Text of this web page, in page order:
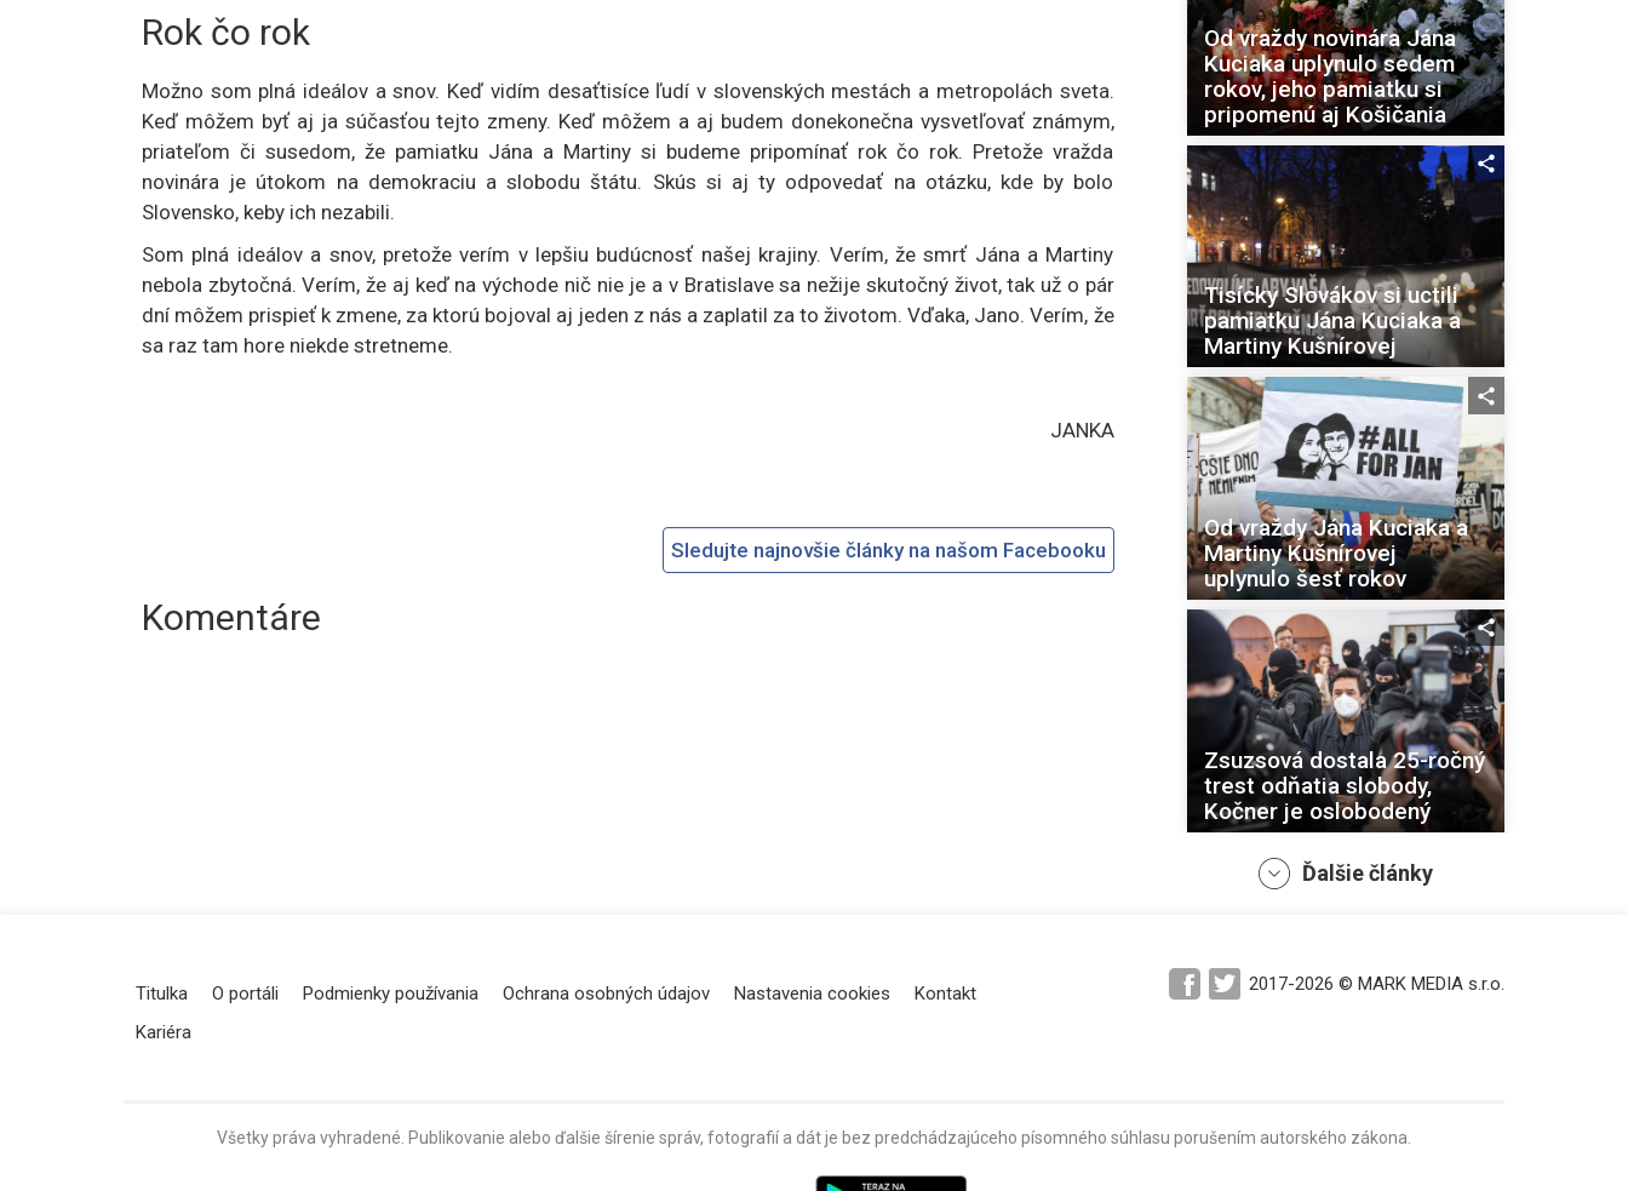
Rok čo rok
Možno som plná ideálov a snov. Keď vidím desaťtisíce ľudí v slovenských mestách a metropolách sveta.
Keď môžem byť aj ja súčasťou tejto zmeny. Keď môžem a aj budem donekonečna vysvetľovať známym,
priateľom či susedom, že pamiatku Jána a Martiny si budeme pripomínať rok čo rok. Pretože vražda
novinára je útokom na demokraciu a slobodu štátu. Skús si aj ty odpovedať na otázku, kde by bolo
Slovensko, keby ich nezabili.
Som plná ideálov a snov, pretože verím v lepšiu budúcnosť našej krajiny. Verím, že smrť Jána a Martiny
nebola zbytočná. Verím, že aj keď na východe nič nie je a v Bratislave sa nežije skutočný život, tak už o pár
dní môžem prispieť k zmene, za ktorú bojoval aj jeden z nás a zaplatil za to životom. Vďaka, Jano. Verím, že
sa raz tam hore niekde stretneme.
JANKA
Sledujte najnovšie články na našom Facebooku
Komentáre
Od vraždy novinára Jána
Kuciaka uplynulo sedem
rokov, jeho pamiatku si
pripomenú aj Košičania
Tisícky Slovákov si uctili
pamiatku Jána Kuciaka a
Martiny Kušnírovej
Od vraždy Jána Kuciaka a
Martiny Kušnírovej
uplynulo šesť rokov
Zsuzsová dostala 25-ročný
trest odňatia slobody,
Kočner je oslobodený
V kauzách Kuciak a
prípravy vrážd
Ďalšie články
Titulka O portáli Podmienky používania Ochrana osobných údajov Nastavenia cookies
Kontakt
Kariéra
2017-2026 © MARK MEDIA s.r.o.
Všetky práva vyhradené. Publikovanie alebo ďalšie šírenie správ, fotografií a dát je bez predchádzajúceho písomného súhlasu porušením autorského zákona.